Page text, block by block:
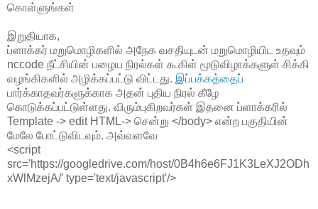
கொள்ளுங்கள்
இறுதியாக,
ப்ளாக்கர் மறுமொழிகளில் அநேக வசதியுடன் மறுமொழியிட உதவும்
nccode நீட்சியின் பழைய நிரல்கள் கூகிள் மூடுவிழாக்களுள் சிக்கி
வழங்கிகளில் அழிக்கப்பட்டு விட்டது. இப்பக்கத்தைப்
பார்க்காதவர்களுக்காக அதன் புதிய நிரல் கீழே
கொடுக்கப்பட்டுள்ளது. விரும்புகிறவர்கள் இதனை ப்ளாக்கரில்
Template -> edit HTML-> சென்று </body> என்ற பகுதியின்
மேலே போட்டுவிடவும். அவ்வளவே
<script
src='https://googledrive.com/host/0B4h6e6FJ1K3LeXJ2ODh
xWlMzejA/' type='text/javascript'/>